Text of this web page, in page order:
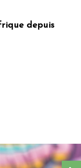
pour